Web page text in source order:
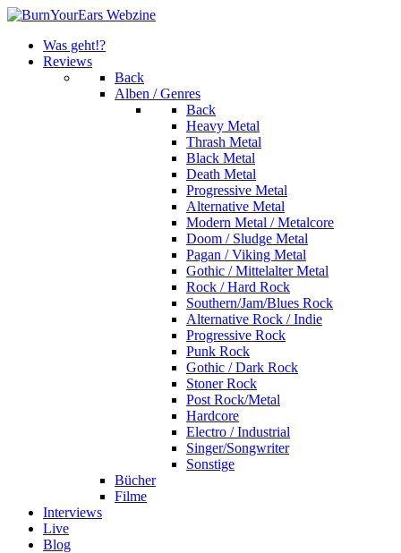
Was geht!?
Reviews
Back
Alben / Genres
Back
Heavy Metal
Thrash Metal
Black Metal
Death Metal
Progressive Metal
Alternative Metal
Modern Metal / Metalcore
Doom / Sludge Metal
Pagan / Viking Metal
Gothic / Mittelalter Metal
Rock / Hard Rock
Southern/Jam/Blues Rock
Alternative Rock / Indie
Progressive Rock
Punk Rock
Gothic / Dark Rock
Stoner Rock
Post Rock/Metal
Hardcore
Electro / Industrial
Singer/Songwriter
Sonstige
Bücher
Filme
Interviews
Live
Blog